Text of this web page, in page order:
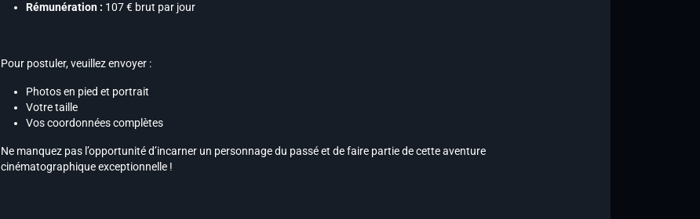
Rémunération : 107 € brut par jour
Pour postuler, veuillez envoyer :
Photos en pied et portrait
Votre taille
Vos coordonnées complètes
Ne manquez pas l’opportunité d’incarner un personnage du passé et de faire partie de cette aventure
cinématographique exceptionnelle !